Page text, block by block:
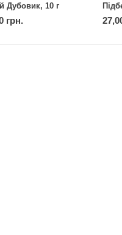
Дубовик, 10 г
грн.